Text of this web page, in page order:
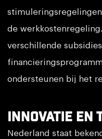
de
verschillende
ondersteunen bij het
Innovatie en
Nederland staat